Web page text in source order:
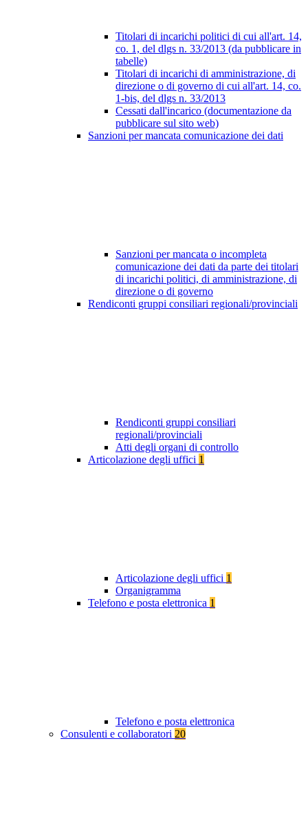
Titolari di incarichi politici di cui all'art. 14,
co. 1, del dlgs n. 33/2013 (da pubblicare in
tabelle)
Titolari di incarichi di amministrazione, di
direzione o di governo di cui all'art. 14, co.
1-bis, del dlgs n. 33/2013
Cessati dall'incarico (documentazione da
pubblicare sul sito web)
Sanzioni per mancata comunicazione dei dati
Sanzioni per mancata o incompleta
comunicazione dei dati da parte dei titolari
di incarichi politici, di amministrazione, di
direzione o di governo
Rendiconti gruppi consiliari regionali/provinciali
Rendiconti gruppi consiliari
regionali/provinciali
Atti degli organi di controllo
Articolazione degli uffici 1
Articolazione degli uffici 1
Organigramma
Telefono e posta elettronica 1
Telefono e posta elettronica
Consulenti e collaboratori 20